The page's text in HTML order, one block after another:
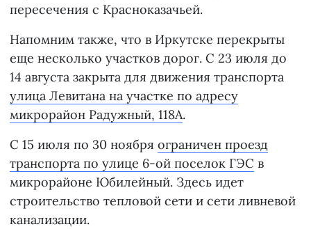
пересечения с Красноказачьей.
Напомним также, что в Иркутске перекрыты
еще несколько участков дорог. С 23 июля до
14 августа закрыта для движения транспорта
улица Левитана на участке по адресу
микрорайон Радужный, 118А.
С 15 июля по 30 ноября ограничен проезд
транспорта по улице 6-ой поселок ГЭС в
микрорайоне Юбилейный. Здесь идет
строительство тепловой сети и сети ливневой
канализации.